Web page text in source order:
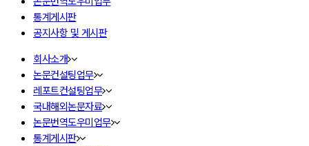
통계게시판
공지사항 및 게시판
회사소개
논문컨설팅업무
레포트컨설팅업무
국내해외논문자료
논문번역도우미업무
통계게시판